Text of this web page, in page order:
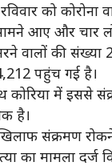
को
आए और चार
वालों की संख्या
पहुंच गई है।
कोरिया में इससे
है।
संक्रमण
का मामला दर्ज